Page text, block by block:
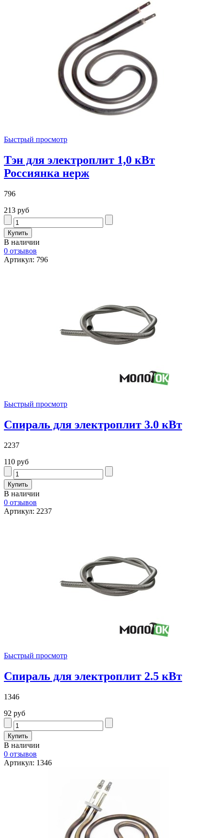
Быстрый просмотр
Тэн для электроплит 1,0 кВт
Россиянка нерж
796
213 руб
В наличии
0 отзывов
Артикул: 796
Быстрый просмотр
Спираль для электроплит 3.0 кВт
2237
110 руб
В наличии
0 отзывов
Артикул: 2237
Быстрый просмотр
Спираль для электроплит 2.5 кВт
1346
92 руб
В наличии
0 отзывов
Артикул: 1346